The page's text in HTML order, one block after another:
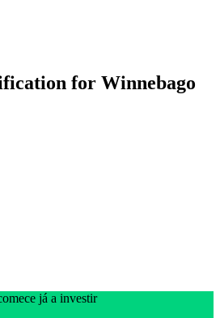
for Winnebago
já a investir